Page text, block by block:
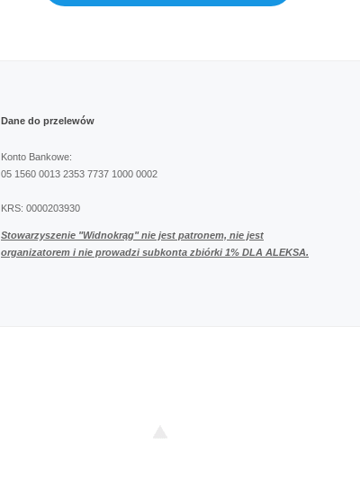
Dane do przelewów
Konto Bankowe:
05 1560 0013 2353 7737 1000 0002
KRS: 0000203930
Stowarzyszenie "Widnokrąg" nie jest patronem, nie jest
organizatorem i nie prowadzi subkonta zbiórki 1% DLA ALEKSA.